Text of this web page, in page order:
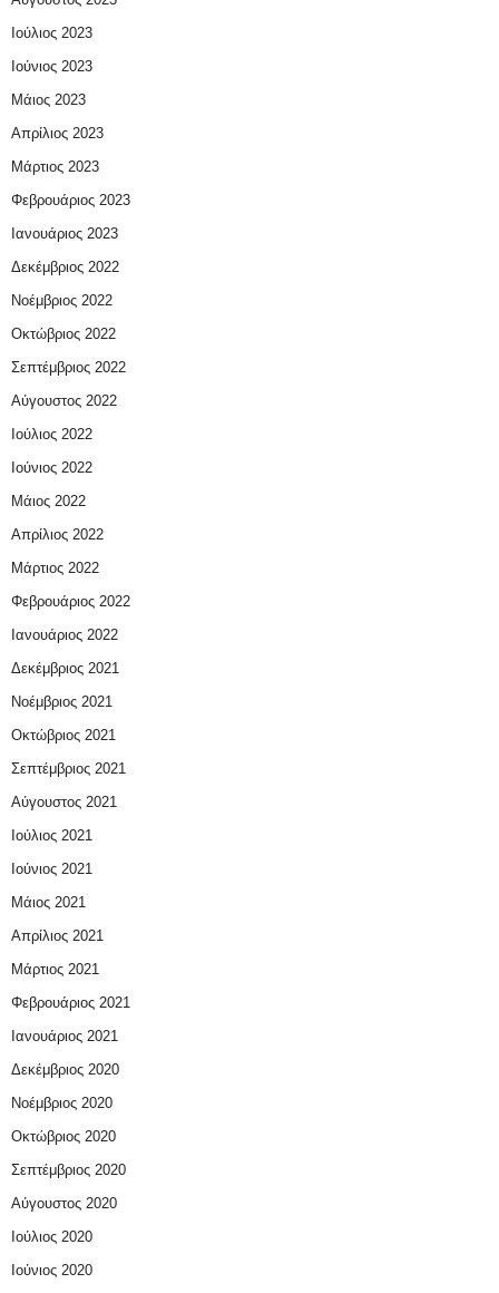
Ιούλιος 2023
Ιούνιος 2023
Μάιος 2023
Απρίλιος 2023
Μάρτιος 2023
Φεβρουάριος 2023
Ιανουάριος 2023
Δεκέμβριος 2022
Νοέμβριος 2022
Οκτώβριος 2022
Σεπτέμβριος 2022
Αύγουστος 2022
Ιούλιος 2022
Ιούνιος 2022
Μάιος 2022
Απρίλιος 2022
Μάρτιος 2022
Φεβρουάριος 2022
Ιανουάριος 2022
Δεκέμβριος 2021
Νοέμβριος 2021
Οκτώβριος 2021
Σεπτέμβριος 2021
Αύγουστος 2021
Ιούλιος 2021
Ιούνιος 2021
Μάιος 2021
Απρίλιος 2021
Μάρτιος 2021
Φεβρουάριος 2021
Ιανουάριος 2021
Δεκέμβριος 2020
Νοέμβριος 2020
Οκτώβριος 2020
Σεπτέμβριος 2020
Αύγουστος 2020
Ιούλιος 2020
Ιούνιος 2020